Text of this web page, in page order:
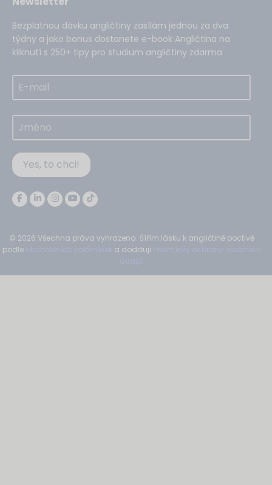
Bezplatnou dávku angličtiny zasílám jednou za dva
týdny a jako bonus dostanete e-book Angličtina na
kliknutí s 250+ tipy pro studium angličtiny zdarma
Yes, to chci!
© 2026 Všechna práva vyhrazena. Šířím lásku k angličtině poctivě
podle obchodních podmínek a dodržuji Podmínky ochrany osobních
údajů.